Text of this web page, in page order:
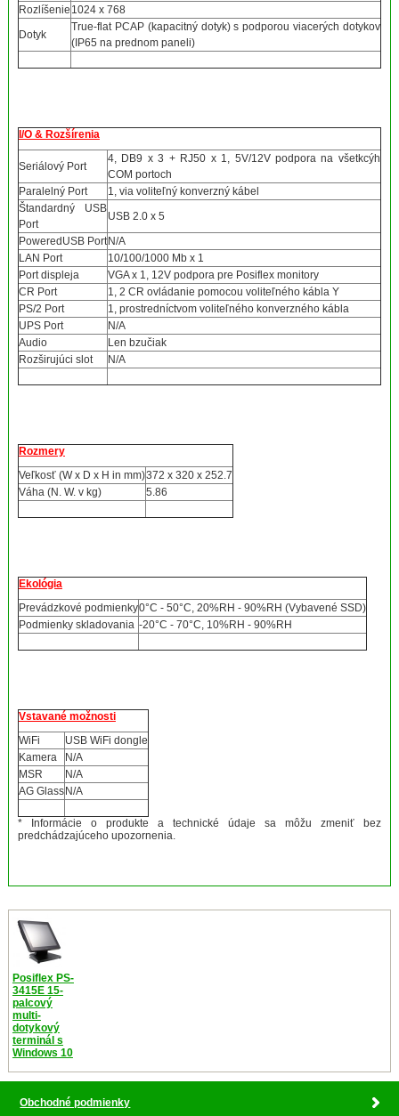
Rozlíšenie 1024 x 768
Dotyk
True-flat PCAP (kapacitný dotyk) s podporou viacerých dotykov
(IP65 na prednom paneli)
I/O & Rozšírenia
Seriálový Port
4, DB9 x 3 + RJ50 x 1, 5V/12V podpora na všetkcýh
COM portoch
Paralelný Port
1, via voliteľný konverzný kábel
Štandardný USB
Port
USB 2.0 x 5
PoweredUSB Port N/A
LAN Port
10/100/1000 Mb x 1
Port displeja
VGA x 1, 12V podpora pre Posiflex monitory
CR Port
1, 2 CR ovládanie pomocou voliteľného kábla Y
PS/2 Port
1, prostredníctvom voliteľného konverzného kábla
UPS Port
N/A
Audio
Len bzučiak
Rozširujúci slot
N/A
Rozmery
Veľkosť (W x D x H in mm)372 x 320 x 252.7
Váha (N. W. v kg)
5.86
Ekológia
Prevádzkové podmienky0°C - 50°C, 20%RH - 90%RH (Vybavené SSD)
Podmienky skladovania -20°C - 70°C, 10%RH - 90%RH
Vstavané možnosti
WiFi
USB WiFi dongle
Kamera
N/A
MSR
N/A
AG Glass N/A
* Informácie o produkte a technické údaje sa môžu zmeniť bez
predchádzajúceho upozornenia.
Posiflex PS-
3415E 15-
palcový
multi-
dotykový
terminál s
Windows 10
Obchodné podmienky